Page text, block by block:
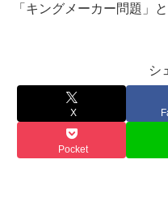
「キングメーカー問題」
シ
X
Pocket